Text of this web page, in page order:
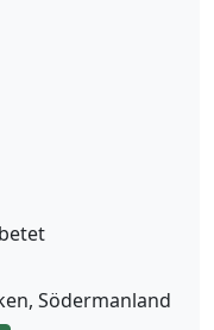
Södermanland